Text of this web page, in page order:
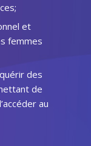
et
femmes
des
de
au